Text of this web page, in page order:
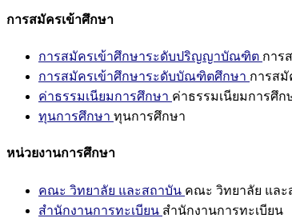
การสมัครเข้าศึกษา
การสมัครเข้าศึกษาระดับปริญญาบัณฑิต การ
การสมัครเข้าศึกษาระดับบัณฑิตศึกษา การส
ค่าธรรมเนียมการศึกษา ค่าธรรมเนียมการศึก
ทุนการศึกษา ทุนการศึกษา
หน่วยงานการศึกษา
คณะ วิทยาลัย และสถาบัน คณะ วิทยาลัย และ
สำนักงานการทะเบียน สำนักงานการทะเบียน